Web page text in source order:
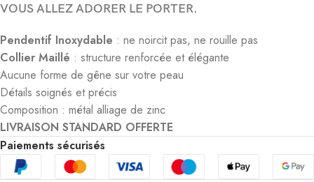
VOUS ALLEZ ADORER LE PORTER.
Pendentif Inoxydable : ne noircit pas, ne rouille pas
Collier Maillé : structure renforcée et élégante
Aucune forme de gêne sur votre peau
Détails soignés et précis
Composition : métal alliage de zinc
LIVRAISON STANDARD OFFERTE
Paiements sécurisés